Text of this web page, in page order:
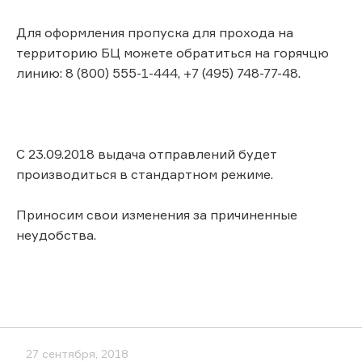
Для оформления пропуска для прохода на
территорию БЦ можете обратиться на горячцю
линию: 8 (800) 555-1-444, +7 (495) 748-77-48.
С 23.09.2018 выдача отправлений будет
производиться в стандартном режиме.
Приносим свои изменения за причиненные
неудобства.
27 сентября, 2018